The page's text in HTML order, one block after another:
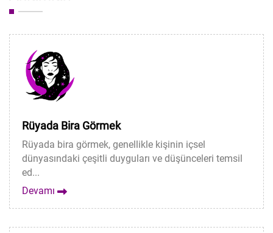
Rüyada Bira Görmek
Rüyada bira görmek, genellikle kişinin içsel
dünyasındaki çeşitli duyguları ve düşünceleri temsil
ed...
Devamı